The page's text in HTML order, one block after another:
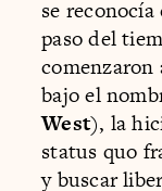
se
paso del
comenzaron
bajo el
West), la
status quo
y buscar